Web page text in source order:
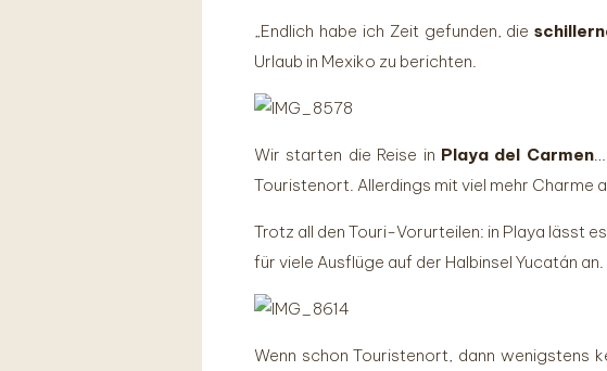
„Endlich habe ich Zeit gefunden, die
Urlaub in Mexiko zu berichten.
Wir starten die Reise in Playa del Carmen…
Touristenort. Allerdings mit viel mehr Charme
Trotz all den Touri-Vorurteilen: in Playa lässt
für viele Ausflüge auf der Halbinsel Yucatán an.
Wenn schon Touristenort, dann wenigstens